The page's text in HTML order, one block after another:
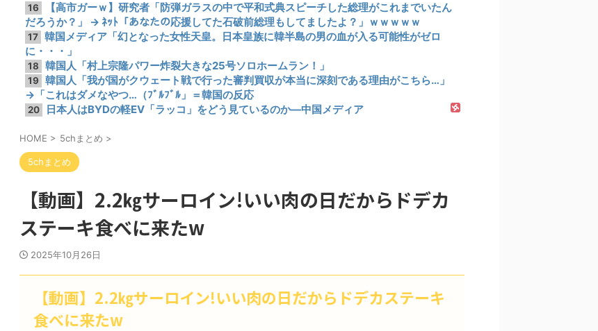
16
【高市ガーｗ】研究者「防弾ガラスの中で平和式典スピーチした総理がこれまでいたん
だろうか？」 → ﾈｯﾄ「あなたの応援してた石破前総理もしてましたよ？」ｗｗｗｗｗ
17 韓国メディア「幻となった女性天皇。日本皇族に韓半島の男の血が入る可能性がゼロ
に・・・」
18 韓国人「村上宗隆パワー炸裂大きな25号ソロホームラン！」
19
韓国人「我が国がクウェート戦で行った審判買収が本当に深刻である理由がこちら…」
→「これはダメなやつ…（ﾌﾞﾙﾌﾞﾙ」＝韓国の反応
20 日本人はBYDの軽EV「ラッコ」をどう見ているのか―中国メディア
HOME > 5chまとめ >
5chまとめ
【動画】2.2㎏サーロイン!いい肉の日だからドデカ
ステーキ食べに来たw
2025年10月26日
【動画】2.2㎏サーロイン!いい肉の日だからドデカステーキ
食べに来たw